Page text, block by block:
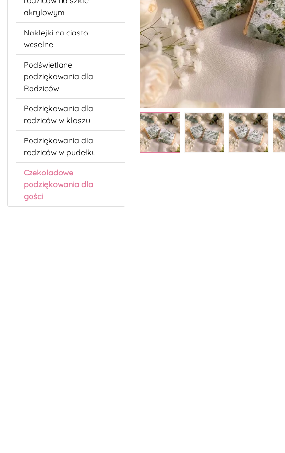
akrylowym
Naklejki na ciasto
weselne
Podświetlane
podziękowania dla
Rodziców
Podziękowania dla
rodziców w kloszu
Podziękowania dla
rodziców w pudełku
Czekoladowe
podziękowania dla
gości